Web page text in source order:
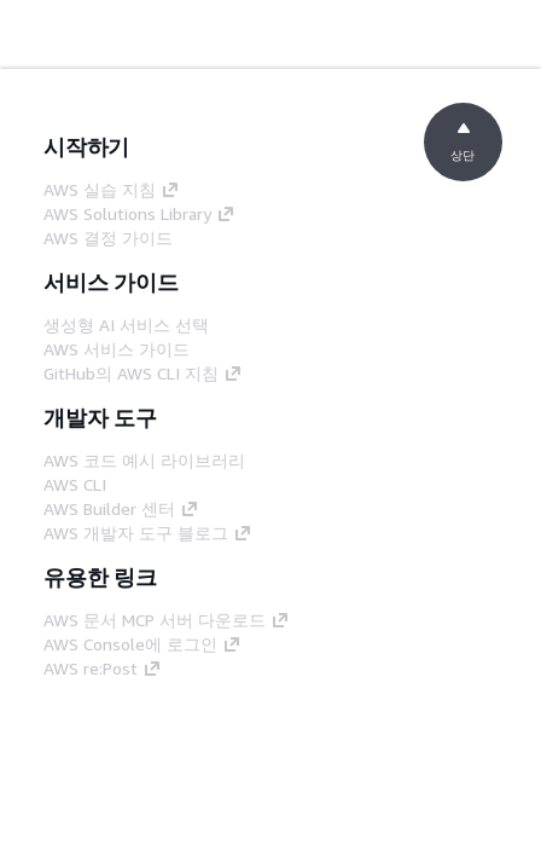
시작하기
AWS 실습 지침
AWS Solutions Library
AWS 결정 가이드
서비스 가이드
생성형 AI 서비스 선택
AWS 서비스 가이드
GitHub의 AWS CLI 지침
개발자 도구
AWS 코드 예시 라이브러리
AWS CLI
AWS Builder 센터
AWS 개발자 도구 블로그
유용한 링크
AWS 문서 MCP 서버 다운로드
AWS Console에 로그인
AWS re:Post
상단